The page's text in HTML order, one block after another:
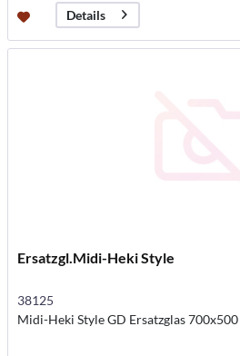
Details
Ersatzgl.Midi-Heki Style
38125
Midi-Heki Style GD Ersatzglas